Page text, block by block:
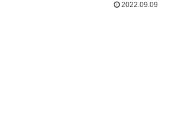
2022.09.09